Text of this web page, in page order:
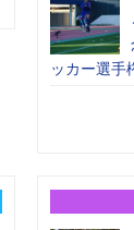
ッカー選手